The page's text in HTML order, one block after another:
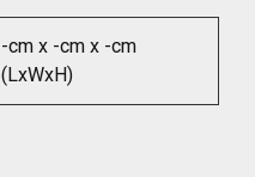
-cm x -cm x -cm
(LxWxH)